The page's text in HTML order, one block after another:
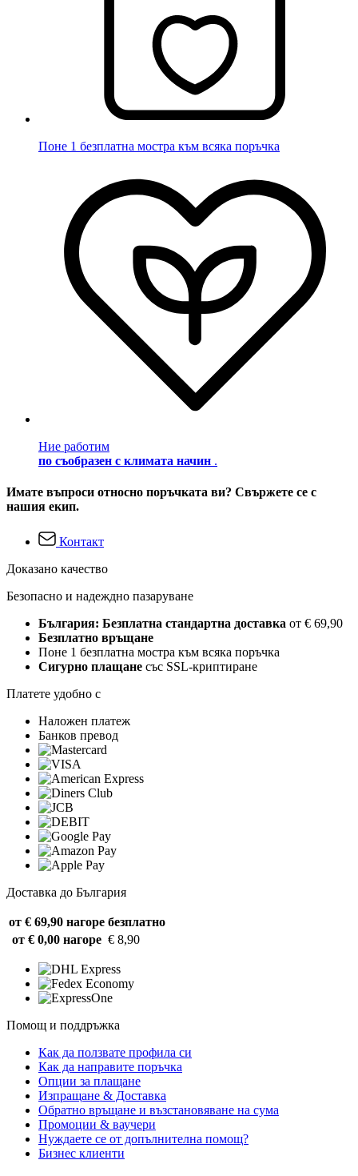
Поне 1 безплатна мостра към всяка поръчка
Ние работим
по съобразен с климата начин .
Имате въпроси относно поръчката ви? Свържете се с
нашия екип.
Контакт
Доказано качество
Безопасно и надеждно пазаруване
България: Безплатна стандартна доставка от € 69,90
Безплатно връщане
Поне 1 безплатна мостра към всяка поръчка
Сигурно плащане със SSL-криптиране
Платете удобно с
Наложен платеж
Банков превод
Доставка до България
от € 69,90 нагоре безплатно
от € 0,00 нагоре € 8,90
Помощ и поддръжка
Как да ползвате профила си
Как да направите поръчка
Опции за плащане
Изпращане & Доставка
Обратно връщане и възстановяване на сума
Промоции & ваучери
Нуждаете се от допълнителна помощ?
Бизнес клиенти